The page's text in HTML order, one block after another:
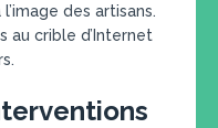
des artisans.
au crible d’Internet